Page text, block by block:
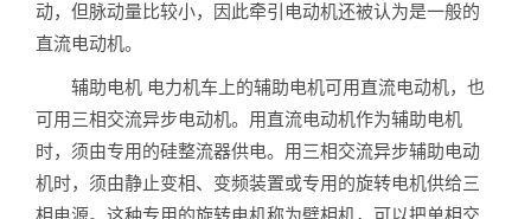
动，但脉动量比较小，因此牵引电动机还被认为是一般的
直流电动机。
辅助电机 电力机车上的辅助电机可用直流电动机，也
可用三相交流异步电动机。用直流电动机作为辅助电机
时，须由专用的硅整流器供电。用三相交流异步辅助电动
机时，须由静止变相、变频装置或专用的旋转电机供给三
相电源。这种专用的旋转电机称为劈相机，可以把单相交